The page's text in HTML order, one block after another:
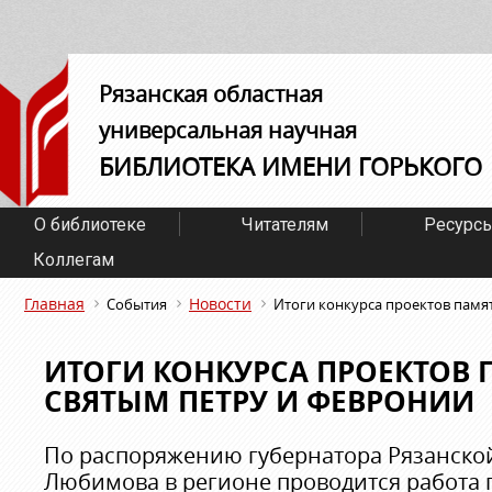
Рязанская областная
универсальная научная
БИБЛИОТЕКА ИМЕНИ ГОРЬКОГО
О библиотеке Читателям
Коллегам
Главная События Новости Итоги конкурса проектов
ИТОГИ КОНКУРСА ПРОЕКТОВ
СВЯТЫМ ПЕТРУ И ФЕВРОНИИ
По распоряжению губернатора
Любимова в регионе проводится работа